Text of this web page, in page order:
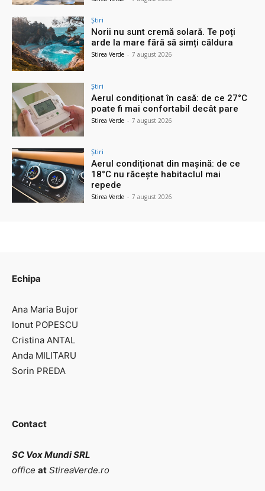
Știri
Norii nu sunt cremă solară. Te poți
arde la mare fără să simți căldura
Stirea Verde - 7 august 2026
Știri
Aerul condiționat în casă: de ce 27°C
poate fi mai confortabil decât pare
Stirea Verde - 7 august 2026
Știri
Aerul condiționat din mașină: de ce
18°C nu răcește habitaclul mai
repede
Stirea Verde - 7 august 2026
Echipa
Ana Maria Bujor
Ionut POPESCU
Cristina ANTAL
Anda MILITARU
Sorin PREDA
Contact
SC Vox Mundi SRL
office at StireaVerde.ro